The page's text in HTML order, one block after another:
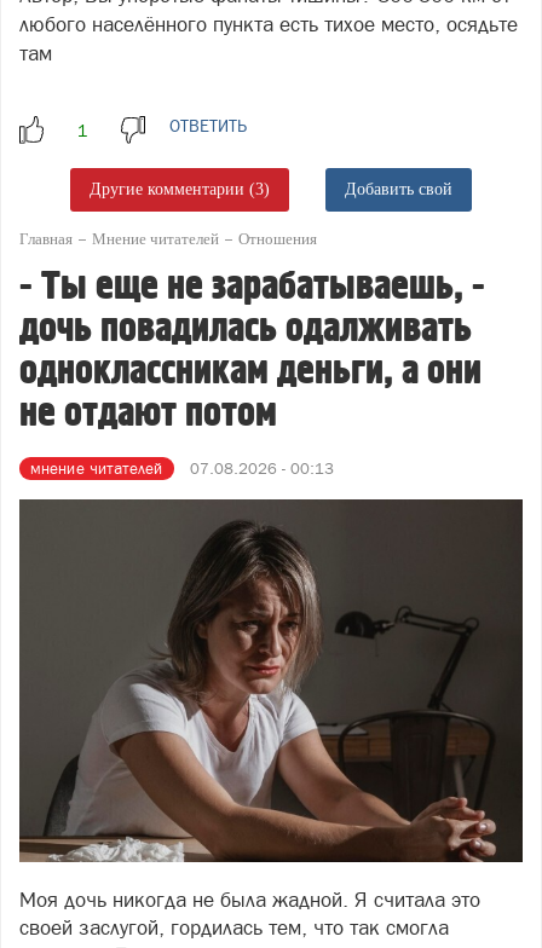
любого населённого пункта есть тихое место, осядьте
там
ОТВЕТИТЬ
Другие комментарии (3) Добавить свой
Главная Мнение читателей Отношения
- Ты еще не зарабатываешь, -
дочь повадилась одалживать
одноклассникам деньги, а они
не отдают потом
мнение читателей 07.08.2026 - 00:13
Моя дочь никогда не была жадной. Я считала это
своей заслугой, гордилась тем, что так смогла